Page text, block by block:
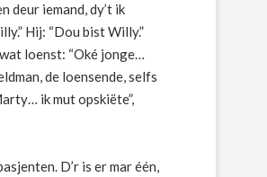
deur iemand, dy’t ik
Hij: “Dou bist Willy.”
loenst: “Oké jonge…
de loensende, selfs
ik mut opskiëte”,
D’r is er mar één,